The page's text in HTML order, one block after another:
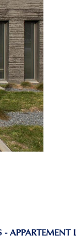
APPARTEMENT